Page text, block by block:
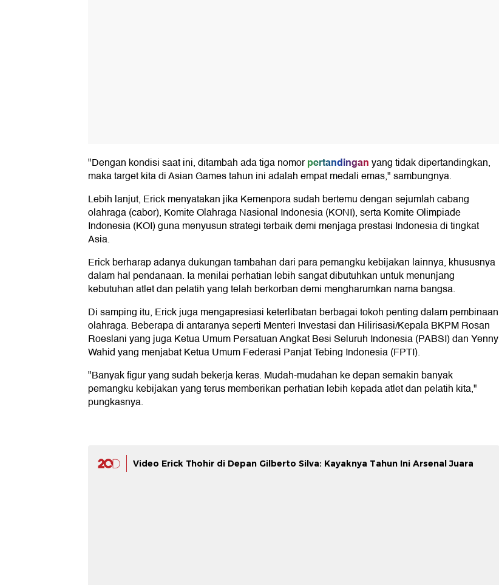
"Dengan kondisi saat ini, ditambah ada tiga nomorpertandinganyang tidak dipertandingkan,
maka target kita di Asian Games tahun ini adalah empat medali emas," sambungnya.
Lebih lanjut, Erick menyatakan jika Kemenpora sudah bertemu dengan sejumlah cabang
olahraga (cabor), Komite Olahraga Nasional Indonesia (KONI), serta Komite Olimpiade
Indonesia (KOI) guna menyusun strategi terbaik demi menjaga prestasi Indonesia di tingkat
Asia.
Erick berharap adanya dukungan tambahan dari para pemangku kebijakan lainnya, khususnya
dalam hal pendanaan. Ia menilai perhatian lebih sangat dibutuhkan untuk menunjang
kebutuhan atlet dan pelatih yang telah berkorban demi mengharumkan nama bangsa.
Di samping itu, Erick juga mengapresiasi keterlibatan berbagai tokoh penting dalam pembinaan
olahraga. Beberapa di antaranya seperti Menteri Investasi dan Hilirisasi/Kepala BKPM Rosan
Roeslani yang juga Ketua Umum Persatuan Angkat Besi Seluruh Indonesia (PABSI) dan Yenny
Wahid yang menjabat Ketua Umum Federasi Panjat Tebing Indonesia (FPTI).
"Banyak figur yang sudah bekerja keras. Mudah-mudahan ke depan semakin banyak
pemangku kebijakan yang terus memberikan perhatian lebih kepada atlet dan pelatih kita,"
pungkasnya.
Video Erick Thohir di Depan Gilberto Silva: Kayaknya Tahun Ini Arsenal Juara